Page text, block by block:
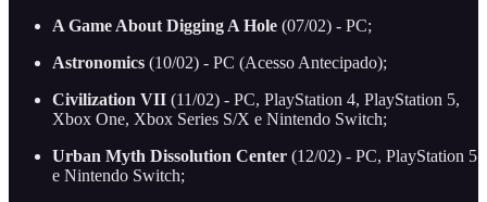
A Game About Digging A Hole (07/02) - PC;
Astronomics (10/02) - PC (Acesso Antecipado);
Civilization VII (11/02) - PC, PlayStation 4, PlayStation 5,
Xbox One, Xbox Series S/X e Nintendo Switch;
Urban Myth Dissolution Center (12/02) - PC, PlayStation 5
e Nintendo Switch;